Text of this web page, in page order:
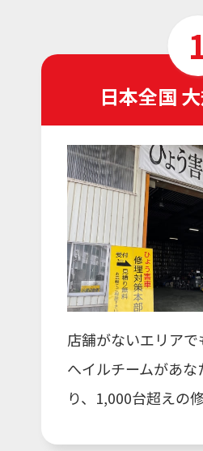
日本全国
店舗がないエリア
へイルチームがあ
り、1,000台超えの